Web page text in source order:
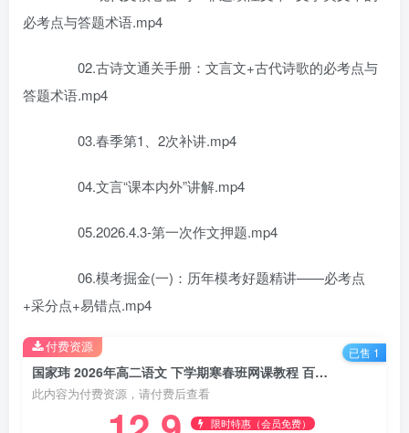
必考点与答题术语.mp4
02.古诗文通关手册：文言文+古代诗歌的必考点与
答题术语.mp4
03.春季第1、2次补讲.mp4
04.文言“课本内外”讲解.mp4
05.2026.4.3-第一次作文押题.mp4
06.模考掘金(一)：历年模考好题精讲——必考点
+采分点+易错点.mp4
国家玮 2026年高二语文 下学期寒春班网课教程 百度网盘下载
此内容为付费资源，请付费后查看
限时特惠（会员免费）
付费资源 已售 1